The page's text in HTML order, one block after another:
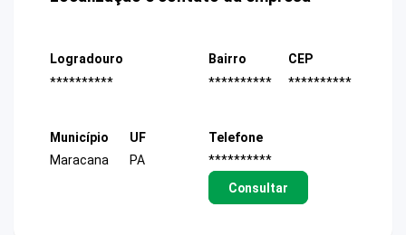
Logradouro
**********
Bairro
**********
CEP
**********
Município
Maracana
UF
PA
Telefone
**********
Consultar